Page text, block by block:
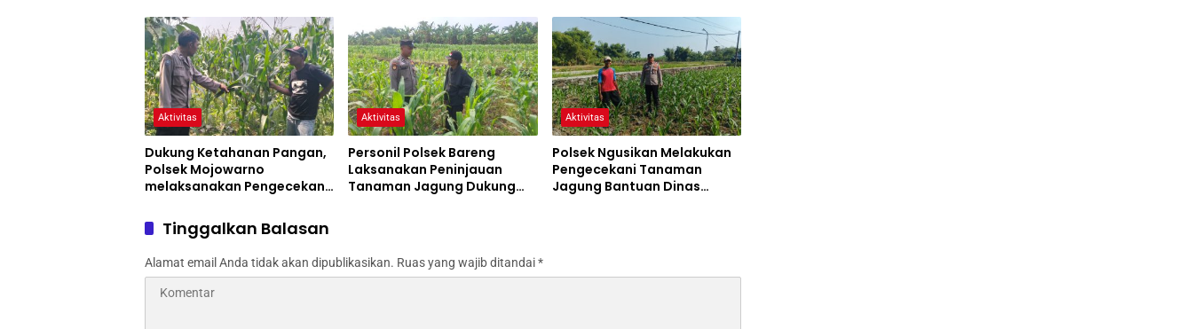
Mendukung Ketahanan
Pangan
Aktivitas
Dukung Ketahanan Pangan,
Polsek Mojowarno
melaksanakan Pengecekan
Aktivitas
Personil Polsek Bareng
Laksanakan Peninjauan
Tanaman Jagung Dukung
Aktivitas
Polsek Ngusikan Melakukan
Pengecekani Tanaman
Jagung Bantuan Dinas
Tinggalkan Balasan
Alamat email Anda tidak akan dipublikasikan. Ruas yang wajib ditandai*